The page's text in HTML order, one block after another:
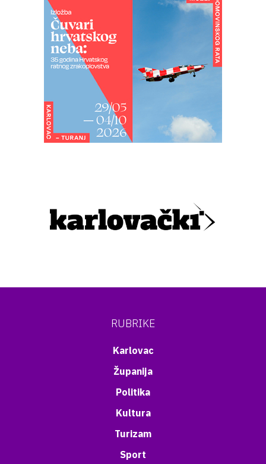
RUBRIKE
Karlovac
Županija
Politika
Kultura
Turizam
Sport